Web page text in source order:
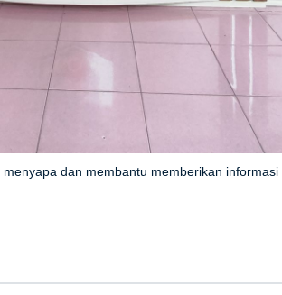
dan membantu memberikan